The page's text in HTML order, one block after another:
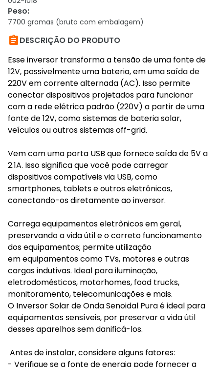
Peso:
7700 gramas (bruto com embalagem)
DESCRIÇÃO DO PRODUTO
Esse inversor transforma a tensão de uma fonte de
12V, possivelmente uma bateria, em uma saída de
220V em corrente alternada (AC). Isso permite
conectar dispositivos projetados para funcionar
com a rede elétrica padrão (220V) a partir de uma
fonte de 12V, como sistemas de bateria solar,
veículos ou outros sistemas off-grid.
Vem com uma porta USB que fornece saída de 5V a
2.1A. Isso significa que você pode carregar
dispositivos compatíveis via USB, como
smartphones, tablets e outros eletrônicos,
conectando-os diretamente ao inversor.
Carrega equipamentos eletrônicos em geral,
preservando a vida útil e o correto funcionamento
dos equipamentos; permite utilização
em equipamentos como TVs, motores e outras
cargas indutivas. Ideal para iluminação,
eletrodomésticos, motorhomes, food trucks,
monitoramento, telecomunicações e mais.
O Inversor Solar de Onda Senoidal Pura é ideal para
equipamentos sensíveis, por preservar a vida útil
desses aparelhos sem danificá-los.
Antes de instalar, considere alguns fatores:
- Verifique se a fonte de energia pode fornecer a